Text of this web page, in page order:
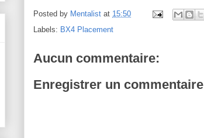
Posted by Mentalist at 15:50
Labels: BX4 Placement
Aucun commentaire:
Enregistrer un commentaire